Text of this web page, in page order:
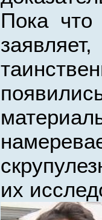
Пока
их